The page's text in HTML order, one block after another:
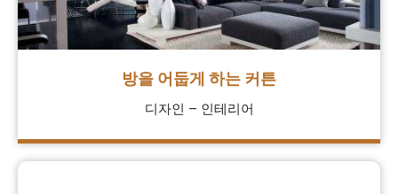
방을 어둡게 하는 커튼
디자인 – 인테리어